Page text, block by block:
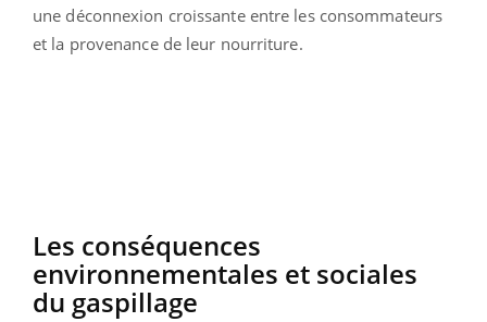
une déconnexion croissante entre les consommateurs
et la provenance de leur nourriture.
Les conséquences
environnementales et sociales
du gaspillage